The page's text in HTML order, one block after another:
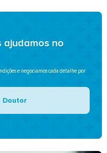
ajudamos no
e negociamos cada detalhe por
Doutor